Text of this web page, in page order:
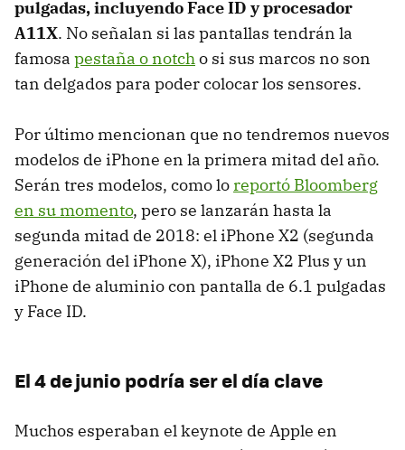
pulgadas, incluyendo Face ID y procesador
A11X. No señalan si las pantallas tendrán la
famosa pestaña o notcho si sus marcos no son
tan delgados para poder colocar los sensores.
Por último mencionan que no tendremos nuevos
modelos de iPhone en la primera mitad del año.
Serán tres modelos, como loreportó Bloomberg
en su momento, pero se lanzarán hasta la
segunda mitad de 2018: el iPhone X2 (segunda
generación del iPhone X), iPhone X2 Plus y un
iPhone de aluminio con pantalla de 6.1 pulgadas
y Face ID.
El 4 de junio podría ser el día clave
Muchos esperaban el keynote de Apple en